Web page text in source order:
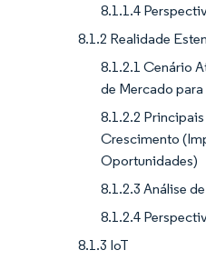
8.1.1.4
8.1.2 Realidade
8.1.2.1 Cenário
de Mercado
8.1.2.2
Crescimento
Oportunidades)
8.1.2.3 Análise
8.1.2.4
8.1.3 IoT